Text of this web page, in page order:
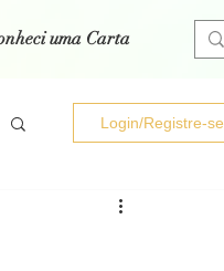
uma Carta
Login/Registre-se